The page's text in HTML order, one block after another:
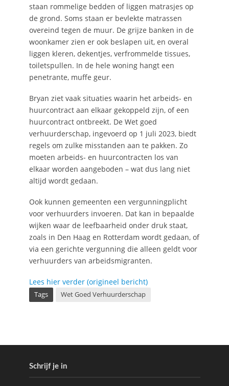
staan rommelige bedden of liggen matrasjes op
de grond. Soms staan er bevlekte matrassen
overeind tegen de muur. De grijze banken in de
woonkamer zien er ook beslapen uit, en overal
liggen kleren, dekentjes, verfrommelde tissues,
toiletspullen. In de hele woning hangt een
penetrante, muffe geur.
Bryan ziet vaak situaties waarin het arbeids- en
huurcontract aan elkaar gekoppeld zijn, of een
huurcontract ontbreekt. De Wet goed
verhuurderschap, ingevoerd op 1 juli 2023, biedt
regels om zulke misstanden aan te pakken. Zo
moeten arbeids- en huurcontracten los van
elkaar worden aangeboden – wat dus lang niet
altijd wordt gedaan.
Ook kunnen gemeenten een vergunningplicht
voor verhuurders invoeren. Dat kan in bepaalde
wijken waar de leefbaarheid onder druk staat,
zoals in Den Haag en Rotterdam wordt gedaan, of
via een gerichte vergunning die alleen geldt voor
verhuurders van arbeidsmigranten.
Lees hier verder (origineel bericht)
Tags Wet Goed Verhuurderschap
Schrijf je in